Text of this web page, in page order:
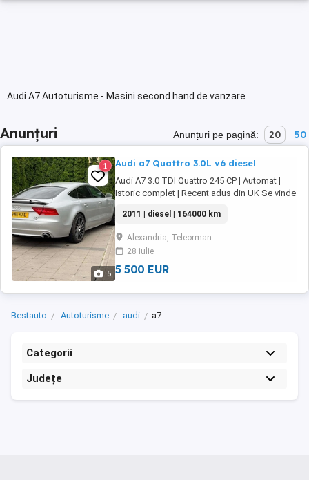
Audi A7 Autoturisme - Masini second hand de vanzare
Anunțuri Anunțuri pe pagină: 20 50
5
1 Audi a7 Quattro 3.0L v6 diesel
Audi A7 3.0 TDI Quattro 245 CP | Automat |
Istoric complet | Recent adus din UK Se vinde
automată, în stare foarte bună atât mecanic,
cât și estetic. Mașina este recent adusă din
Marea Britanie, cu istoric complet de service
și toate actele la zi. Detalii: * ...
2011 | diesel | 164000 km
Alexandria, Teleorman
28 iulie
5 500 EUR
Bestauto Autoturisme audi a7
Categorii
Județe